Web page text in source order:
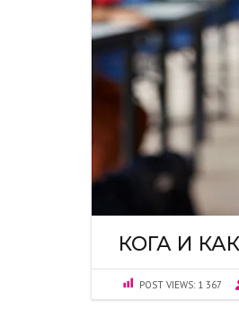
КОГА И
POST VIEWS: 1 367